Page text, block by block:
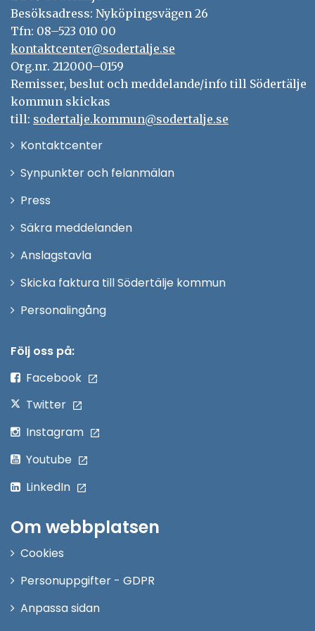
Besöksadress: Nyköpingsvägen 26
Tfn: 08–523 010 00
kontaktcenter@sodertalje.se
Org.nr. 212000–0159
Remisser, beslut och meddelande/info till Södertälje
kommun skickas
till: sodertalje.kommun@sodertalje.se
KontaktcenterÖppna
Synpunkter och felanmälan
Press
fönster
Säkra meddelanden
Anslagstavla
Skicka faktura till Södertälje kommun
PersonalingångÖppna
Följ oss på:
Facebook
Twitter
Instagram
Youtube
LinkedIn
Om webbplatsen
Cookies
Personuppgifter - GDPR
Anpassa sidan